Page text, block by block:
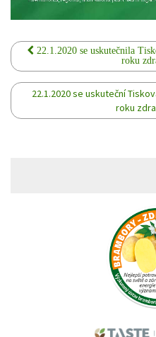
22.1.2020 se uskutečnila
roku
22.1.2020 se uskuteční
roku